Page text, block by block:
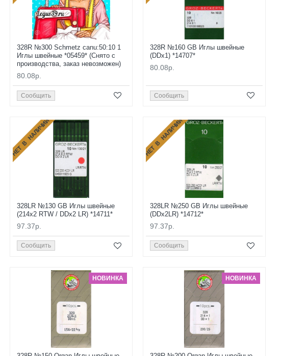
328R №300 Schmetz canu:50:10 1
Иглы швейные *05459* (Снято с
производства, заказ невозможен)
80.08р.
Сообщить
328R №160 GB Иглы швейные
(DDx1) *14707*
80.08р.
Сообщить
НЕТ В НАЛИЧИИ
328LR №130 GB Иглы швейные
(214x2 RTW / DDx2 LR) *14711*
97.37р.
Сообщить
НЕТ В НАЛИЧИИ
328LR №250 GB Иглы швейные
(DDx2LR) *14712*
97.37р.
Сообщить
НОВИНКА НОВИНКА